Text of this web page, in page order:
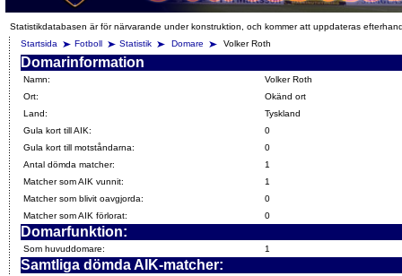
Statistikdatabasen är för närvarande under konstruktion, och kommer att uppdateras
Startsida
Fotboll Statistik Domare Volker Roth
Domarinformation
Namn:
Volker Roth
Ort:
Okänd ort
Land:
Tyskland
Gula kort till AIK:
0
Gula kort till motståndarna:
0
Antal dömda matcher:
1
Matcher som AIK vunnit:
1
Matcher som blivit oavgjorda:
0
Matcher som AIK förlorat:
0
Domarfunktion:
Som huvuddomare: 1
Samtliga dömda AIK-matcher: